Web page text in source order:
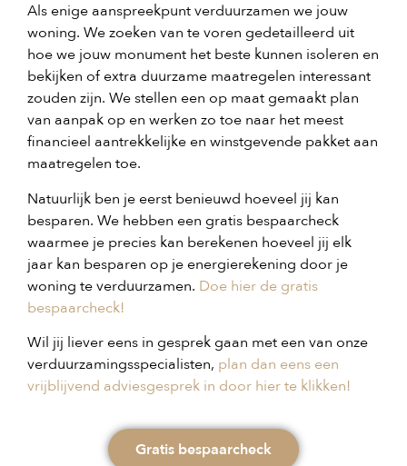
Als enige aanspreekpunt verduurzamen we jouw
woning. We zoeken van te voren gedetailleerd uit
hoe we jouw monument het beste kunnen isoleren en
bekijken of extra duurzame maatregelen interessant
zouden zijn. We stellen een op maat gemaakt plan
van aanpak op en werken zo toe naar het meest
financieel aantrekkelijke en winstgevende pakket aan
maatregelen toe.
Natuurlijk ben je eerst benieuwd hoeveel jij kan
besparen. We hebben een gratis bespaarcheck
waarmee je precies kan berekenen hoeveel jij elk
jaar kan besparen op je energierekening door je
woning te verduurzamen. Doe hier de gratis
bespaarcheck!
Wil jij liever eens in gesprek gaan met een van onze
verduurzamingsspecialisten, plan dan eens een
vrijblijvend adviesgesprek in door hier te klikken!
Gratis bespaarcheck